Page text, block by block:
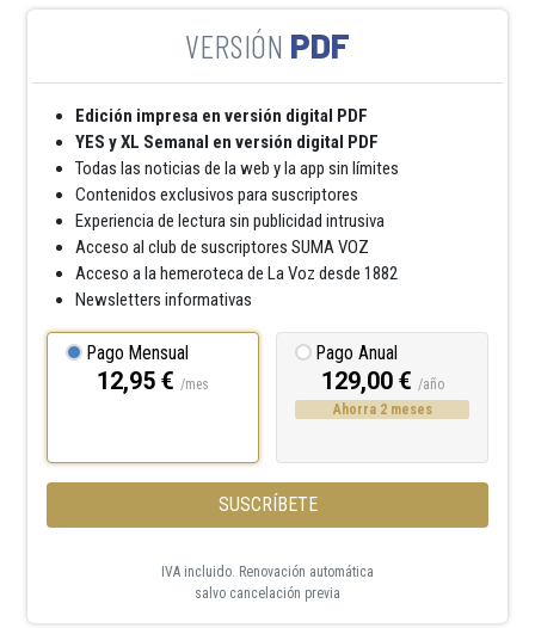
PDF
Edición impresa en versión digital PDF
YES y XL Semanal en versión digital PDF
Todas las noticias de la web y la app sin límites
Contenidos exclusivos para suscriptores
Experiencia de lectura sin publicidad intrusiva
Acceso al club de suscriptores SUMA VOZ
Acceso a la hemeroteca de La Voz desde 1882
Newsletters informativas
Pago Mensual
12,95 € /mes
Pago Anual
129,00 € /año
Ahorra 2 meses
SUSCRÍBETE
IVA incluido. Renovación automática
salvo cancelación previa